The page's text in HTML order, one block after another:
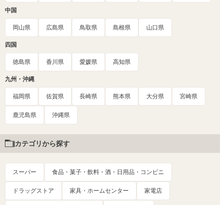
中国
岡山県 広島県 鳥取県 島根県 山口県
四国
徳島県 香川県 愛媛県 高知県
九州・沖縄
福岡県 佐賀県 長崎県 熊本県 大分県 宮崎県
鹿児島県 沖縄県
カテゴリから探す
スーパー 食品・菓子・飲料・酒・日用品・コンビニ
ドラッグストア 家具・ホームセンター 家電店